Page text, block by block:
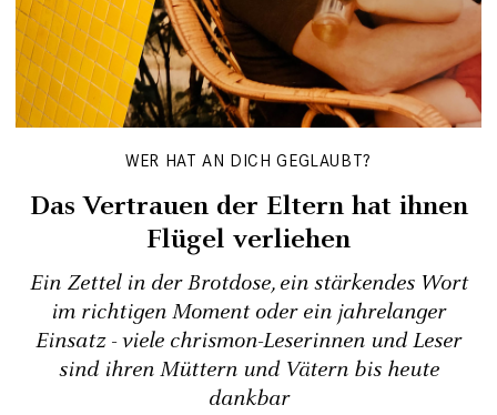
WER HAT AN DICH GEGLAUBT?
Das Vertrauen der Eltern hat ihnen
Flügel verliehen
Ein Zettel in der Brotdose, ein stärkendes Wort
im richtigen Moment oder ein jahrelanger
Einsatz - viele chrismon-Leserinnen und Leser
sind ihren Müttern und Vätern bis heute
dankbar